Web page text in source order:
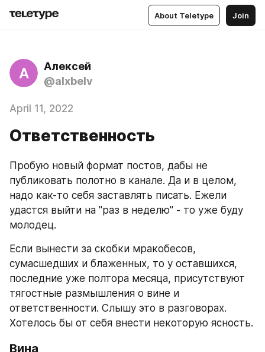
About Teletype Join
А
Алексей
@alxbelv
April 11, 2022
Ответственность
Пробую новый формат постов, дабы не
публиковать полотно в канале. Да и в целом,
надо как-то себя заставлять писать. Ежели
удастся выйти на "раз в неделю" - то уже буду
молодец.
Если вынести за скобки мракобесов,
сумасшедших и блаженных, то у оставшихся,
последние уже полтора месяца, присутствуют
тягостные размышления о вине и
ответственности. Слышу это в разговорах.
Хотелось бы от себя внести некоторую ясность.
Вина